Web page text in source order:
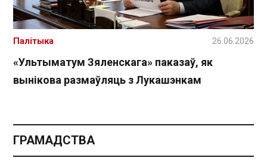
«Ультыматум Зяленскага» паказаў, як
вынікова размаўляць з Лукашэнкам
Палітыка 26.06.2026
ГРАМАДСТВА